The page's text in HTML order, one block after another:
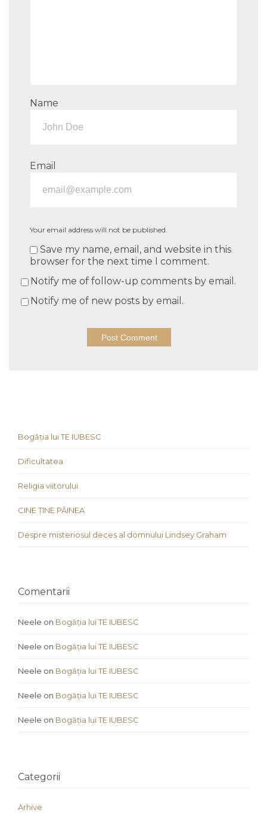
Name
Email
Your email address will not be published.
Save my name, email, and website in this
browser for the next time I comment.
Notify me of follow-up comments by email.
Notify me of new posts by email.
Bogăția lui TE IUBESC
Dificultatea
Religia viitorului
CINE ȚINE PÂINEA
Despre misteriosul deces al domnului Lindsey Graham
Comentarii
Neele on Bogăția lui TE IUBESC
Neele on Bogăția lui TE IUBESC
Neele on Bogăția lui TE IUBESC
Neele on Bogăția lui TE IUBESC
Neele on Bogăția lui TE IUBESC
Categorii
Arhive